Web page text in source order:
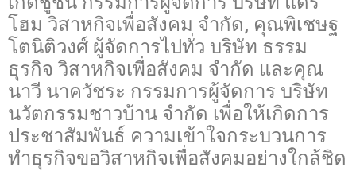
โฮม วิสาหกิจเพื่อสังคม จำกัด, คุณพิเชษฐ
โตนิติวงศ์ ผู้จัดการไปทั่ว บริษัท ธรรม
ธุรกิจ วิสาหกิจเพื่อสังคม จำกัด และคุณ
นาวี นาควัชระ กรรมการผู้จัดการ บริษัท
นวัตกรรมชาวบ้าน จำกัด เพื่อให้เกิดการ
ประชาสัมพันธ์ ความเข้าใจกระบวนการ
ทำธุรกิจขอวิสาหกิจเพื่อสังคมอย่างใกล้ชิด